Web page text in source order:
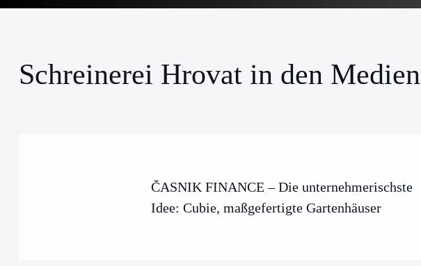
Schreinerei Hrovat in den Medien
ČASNIK FINANCE – Die unternehmerischste
Idee: Cubie, maßgefertigte Gartenhäuser